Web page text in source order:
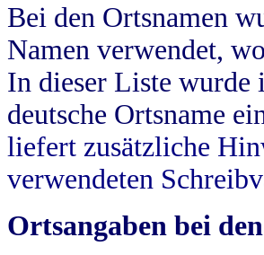
Bei den Ortsnamen
Namen verwendet,
In dieser Liste wurde
deutsche Ortsname
liefert zusätzliche
verwendeten
Ortsangaben bei